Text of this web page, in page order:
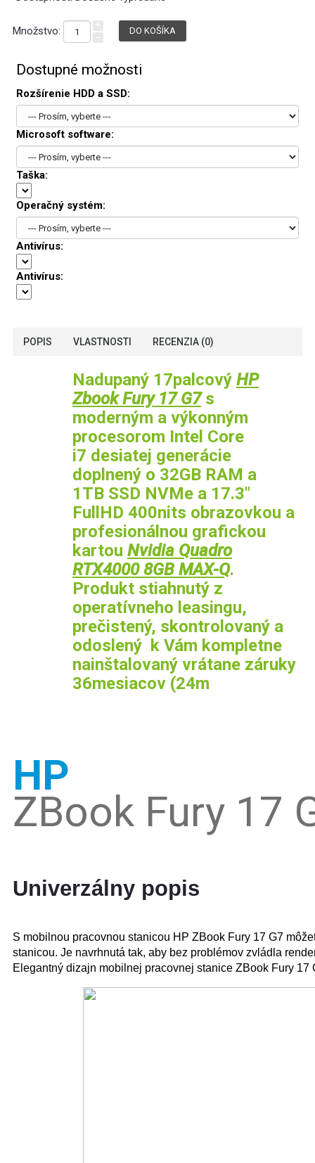
Množstvo:
Dostupné možnosti
Rozšírenie HDD a SSD:
Microsoft software:
Taška:
Operačný systém:
Antivírus:
Antivírus:
POPIS VLASTNOSTI RECENZIA (0)
Nadupaný 17palcový HP
Zbook Fury 17 G7s
moderným a výkonným
procesorom Intel Core
i7 desiatej generácie
doplnený o 32GB RAM a
1TB SSD NVMe a 17.3"
FullHD 400nits obrazovkou a
profesionálnou grafickou
kartou Nvidia Quadro
RTX4000 8GB MAX-Q.
Produkt stiahnutý z
operatívneho leasingu,
prečistený, skontrolovaný a
odoslený k Vám kompletne
nainštalovaný vrátane záruky
36mesiacov (24m
HP
ZBook Fury 17
Univerzálny popis
S mobilnou pracovnou stanicou HP ZBook Fury 17 G7
stanicou. Je navrhnutá tak, aby bez problémov zvládla
Elegantný dizajn mobilnej pracovnej stanice ZBook Fury